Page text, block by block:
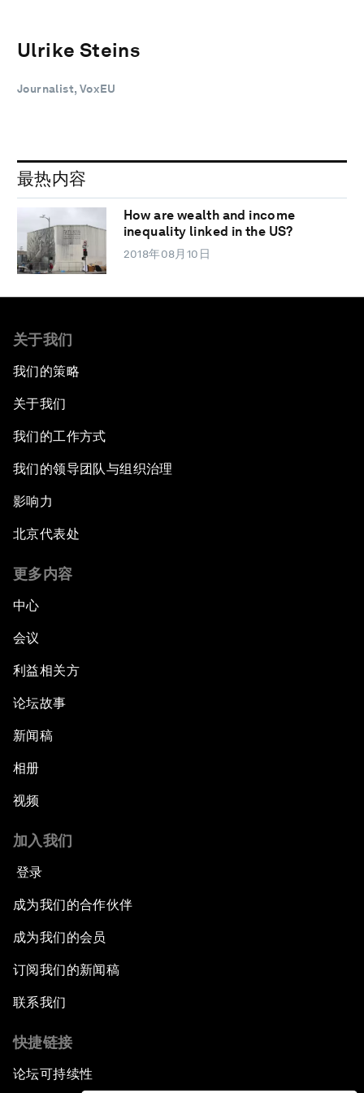
Ulrike Steins
Journalist, VoxEU
最热内容
How are wealth and income
inequality linked in the US?
2018年08月10日
关于我们
我们的策略
关于我们
我们的工作方式
我们的领导团队与组织治理
影响力
北京代表处
更多内容
中心
会议
利益相关方
论坛故事
新闻稿
相册
视频
加入我们
登录
成为我们的合作伙伴
成为我们的会员
订阅我们的新闻稿
联系我们
快捷链接
论坛可持续性